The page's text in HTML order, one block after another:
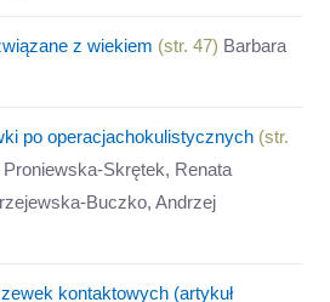
z wiekiem (str. 47) Barbara
po operacjachokulistycznych (str.
Skrętek, Renata
Buczko, Andrzej
kontaktowych (artykuł